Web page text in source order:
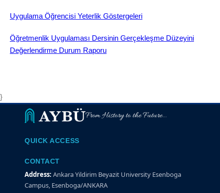
Uygulama Öğrencisi Yeterlik Göstergeleri
Öğretmenlik Uygulaması Dersinin Gerçekleşme Düzeyini
Değerlendirme Durum Raporu
}
From History to the Future...
QUICK ACCESS
CONTACT
Address: Ankara Yildirim Beyazit University Esenboga
Campus, Esenboga/ANKARA